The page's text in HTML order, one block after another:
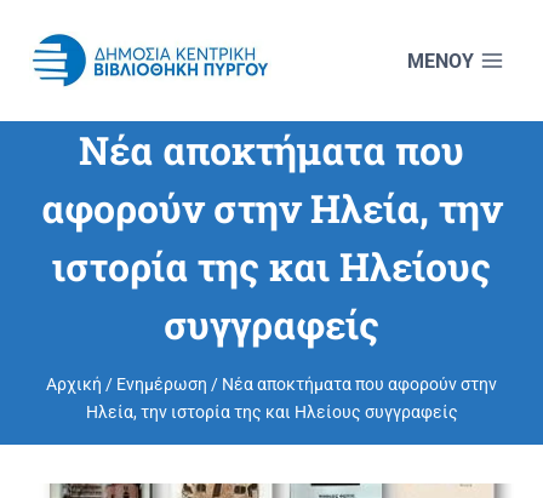
content
Νέα αποκτήματα που
αφορούν στην Ηλεία, την
ιστορία της και Ηλείους
συγγραφείς
Αρχική / Ενημέρωση / Νέα αποκτήματα που αφορούν στην
Ηλεία, την ιστορία της και Ηλείους συγγραφείς